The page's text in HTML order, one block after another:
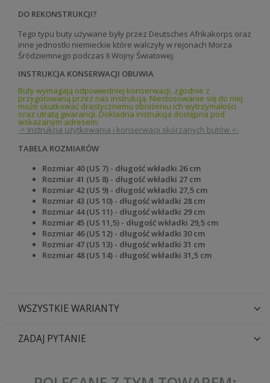
DO REKONSTRUKCJI?
Tego typu buty używane były przez Deutsches Afrikakorps oraz
inne jednostki niemieckie które walczyły w rejonach Morza
Śródziemnego podczas II Wojny Światowej.
INSTRUKCJA KONSERWACJI OBUWIA
Buty wymagają odpowiedniej konserwacji, zgodnie z
przygotowaną przez nas instrukcją. Niestosowanie się do niej
może skutkować drastycznemu obniżeniu ich wytrzymałości
oraz utratą gwarancji. Dokładna instrukcja dostępna pod
wskazanym adresem:
-> Instrukcja użytkowania i konserwacji skórzanych butów <-
TABELA ROZMIARÓW
Rozmiar 40 (US 7) - długość wkładki 26 cm
Rozmiar 41 (US 8) - długość wkładki 27 cm
Rozmiar 42 (US 9) - długość wkładki 27,5 cm
Rozmiar 43 (US 10) - długość wkładki 28 cm
Rozmiar 44 (US 11) - długość wkładki 29 cm
Rozmiar 45 (US 11,5) - długość wkładki 29,5 cm
Rozmiar 46 (US 12) - długość wkładki 30 cm
Rozmiar 47 (US 13) - długość wkładki 31 cm
Rozmiar 48 (US 14) - długość wkładki 31,5 cm
WSZYSTKIE WARIANTY
ZADAJ PYTANIE